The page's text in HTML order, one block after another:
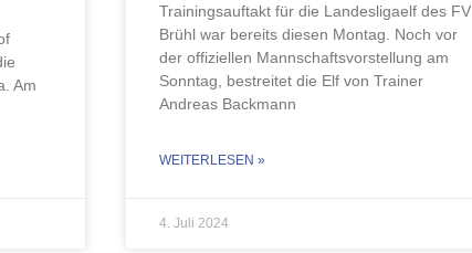
Am
Trainingsauftakt für die Landesligaelf des FV
Brühl war bereits diesen Montag. Noch vor
der offiziellen Mannschaftsvorstellung am
Sonntag, bestreitet die Elf von Trainer
Andreas Backmann
WEITERLESEN »
4. Juli 2024